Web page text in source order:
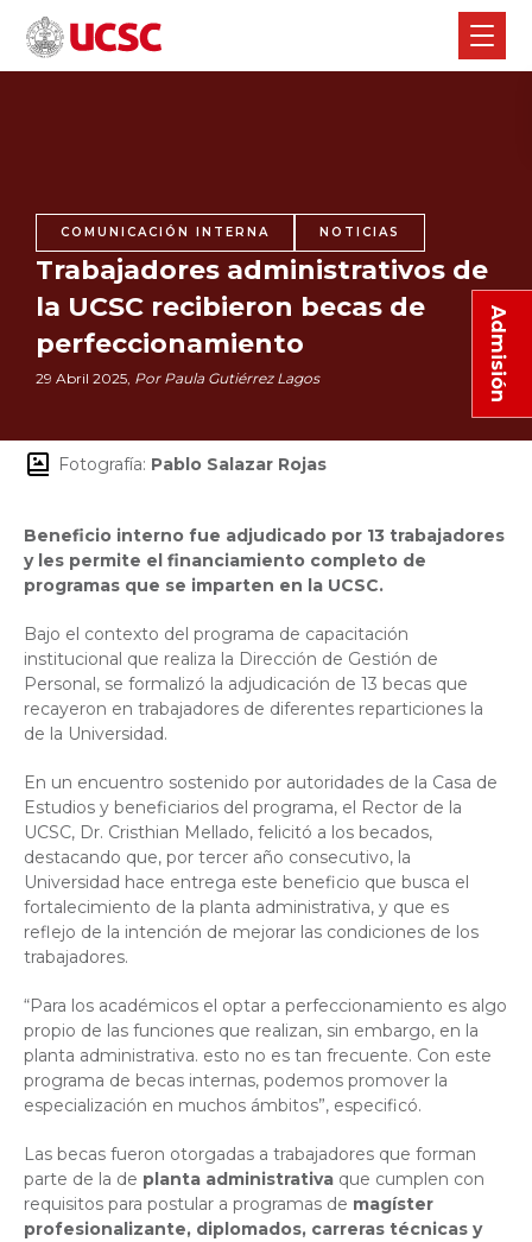
Admisión
COMUNICACIÓN INTERNA NOTICIAS
Trabajadores administrativos de
la UCSC recibieron becas de
perfeccionamiento
29 Abril 2025, Por Paula Gutiérrez Lagos
Fotografía: Pablo Salazar Rojas
Beneficio interno fue adjudicado por 13 trabajadores
y les permite el financiamiento completo de
programas que se imparten en la UCSC.
Bajo el contexto del programa de capacitación
institucional que realiza la Dirección de Gestión de
Personal, se formalizó la adjudicación de 13 becas que
recayeron en trabajadores de diferentes reparticiones la
de la Universidad.
En un encuentro sostenido por autoridades de la Casa de
Estudios y beneficiarios del programa, el Rector de la
UCSC, Dr. Cristhian Mellado, felicitó a los becados,
destacando que, por tercer año consecutivo, la
Universidad hace entrega este beneficio que busca el
fortalecimiento de la planta administrativa, y que es
reflejo de la intención de mejorar las condiciones de los
trabajadores.
“Para los académicos el optar a perfeccionamiento es algo
propio de las funciones que realizan, sin embargo, en la
planta administrativa. esto no es tan frecuente. Con este
programa de becas internas, podemos promover la
especialización en muchos ámbitos”, especificó.
Las becas fueron otorgadas a trabajadores que forman
parte de la de planta administrativa que cumplen con
requisitos para postular a programas de magíster
profesionalizante, diplomados, carreras técnicas y